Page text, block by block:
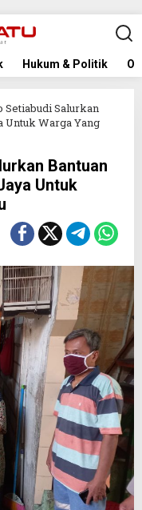
Hukum & Politik
Salurkan
Untuk Warga Yang
Bantuan
Untuk